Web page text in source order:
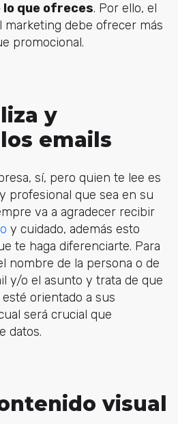
que ofreces. Por ello, el
debe ofrecer más
promocional.
y
emails
sí, pero quien te lee es
profesional que sea en su
va a agradecer recibir
y cuidado, además esto
te haga diferenciarte. Para
nombre de la persona o de
y/o el asunto y trata de que
orientado a sus
será crucial que
datos.
visual